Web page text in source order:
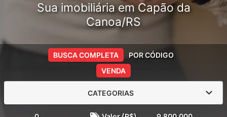
Sua imobiliária em Capão da
Canoa/RS
VENDA
BUSCA COMPLETA POR CÓDIGO
CATEGORIAS